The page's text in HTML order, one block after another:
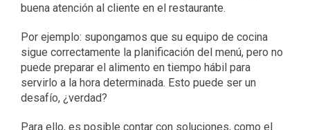
buena atención al cliente en el restaurante.
Por ejemplo: supongamos que su equipo de cocina
sigue correctamente la planificación del menú, pero no
puede preparar el alimento en tiempo hábil para
servirlo a la hora determinada. Esto puede ser un
desafío, ¿verdad?
Para ello, es posible contar con soluciones, como el